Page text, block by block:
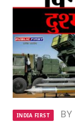
INDIA FIRST BY